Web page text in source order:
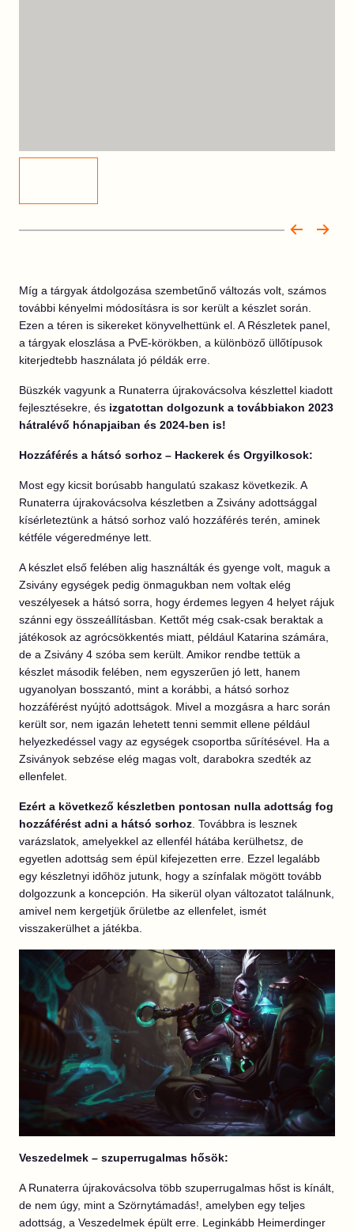
Míg a tárgyak átdolgozása szembetűnő változás volt, számos
további kényelmi módosításra is sor került a készlet során.
Ezen a téren is sikereket könyvelhettünk el. A Részletek panel,
a tárgyak eloszlása a PvE-körökben, a különböző üllőtípusok
kiterjedtebb használata jó példák erre.
Büszkék vagyunk a Runaterra újrakovácsolva készlettel kiadott
fejlesztésekre, és izgatottan dolgozunk a továbbiakon 2023
hátralévő hónapjaiban és 2024-ben is!
Hozzáférés a hátsó sorhoz – Hackerek és Orgyilkosok:
Most egy kicsit borúsabb hangulatú szakasz következik. A
Runaterra újrakovácsolva készletben a Zsivány adottsággal
kísérleteztünk a hátsó sorhoz való hozzáférés terén, aminek
kétféle végeredménye lett.
A készlet első felében alig használták és gyenge volt, maguk a
Zsivány egységek pedig önmagukban nem voltak elég
veszélyesek a hátsó sorra, hogy érdemes legyen 4 helyet rájuk
szánni egy összeállításban. Kettőt még csak-csak beraktak a
játékosok az agrócsökkentés miatt, például Katarina számára,
de a Zsivány 4 szóba sem került. Amikor rendbe tettük a
készlet második felében, nem egyszerűen jó lett, hanem
ugyanolyan bosszantó, mint a korábbi, a hátsó sorhoz
hozzáférést nyújtó adottságok. Mivel a mozgásra a harc során
került sor, nem igazán lehetett tenni semmit ellene például
helyezkedéssel vagy az egységek csoportba sűrítésével. Ha a
Zsiványok sebzése elég magas volt, darabokra szedték az
ellenfelet.
Ezért a következő készletben pontosan nulla adottság fog
hozzáférést adni a hátsó sorhoz . Továbbra is lesznek
varázslatok, amelyekkel az ellenfél hátába kerülhetsz, de
egyetlen adottság sem épül kifejezetten erre. Ezzel legalább
egy készletnyi időhöz jutunk, hogy a színfalak mögött tovább
dolgozzunk a koncepción. Ha sikerül olyan változatot találnunk,
amivel nem kergetjük őrületbe az ellenfelet, ismét
visszakerülhet a játékba.
Veszedelmek – szuperrugalmas hősök:
A Runaterra újrakovácsolva több szuperrugalmas hőst is kínált,
de nem úgy, mint a Szörnytámadás!, amelyben egy teljes
adottság, a Veszedelmek épült erre. Leginkább Heimerdinger